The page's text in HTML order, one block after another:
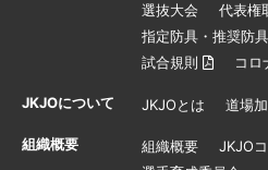
選抜大会
代表権
指定防具・推奨防具
試合規則
コロ
JKJOについて JKJOとは 道場
組織概要 組織概要 JKJO